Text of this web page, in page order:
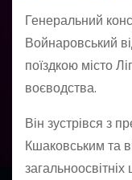
Генеральний
Войнаровський
поїздкою місто
воєводства.
Він зустрівся з
Кшаковським та